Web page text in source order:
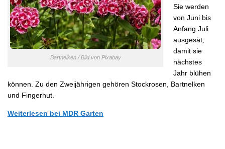
Bartnelken / Bild von Pixabay
Sie werden
von Juni bis
Anfang Juli
ausgesät,
damit sie
nächstes
Jahr blühen
können. Zu den Zweijährigen gehören Stockrosen, Bartnelken
und Fingerhut.
Weiterlesen bei MDR Garten